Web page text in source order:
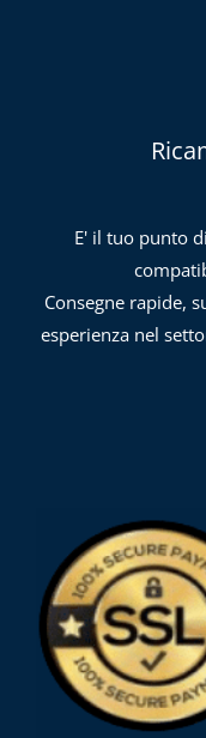
E' il tuo punto
Consegne rapide,
esperienza nel